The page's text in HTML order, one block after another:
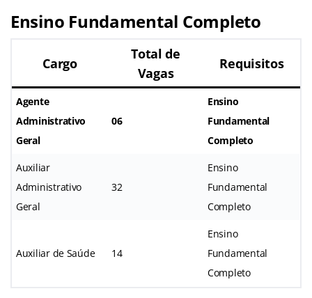
Ensino Fundamental Completo
Cargo
Total de
Vagas
Requisitos
Agente
Administrativo
Geral
06
Ensino
Fundamental
Completo
Auxiliar
Administrativo
Geral
32
Ensino
Fundamental
Completo
Auxiliar de Saúde 14
Ensino
Fundamental
Completo